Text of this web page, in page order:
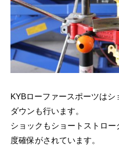
KYBローファースポーツは
ダウンも行います。
ショックもショートストロ
度確保がされています。